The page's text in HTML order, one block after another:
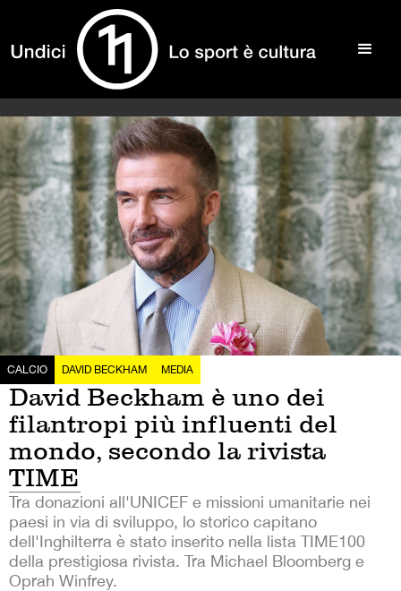
CALCIO DAVID BECKHAM MEDIA
David Beckham è uno dei
filantropi più influenti del
mondo, secondo la rivista
TIME
Tra donazioni all'UNICEF e missioni umanitarie nei
paesi in via di sviluppo, lo storico capitano
dell'Inghilterra è stato inserito nella lista TIME100
della prestigiosa rivista. Tra Michael Bloomberg e
Oprah Winfrey.